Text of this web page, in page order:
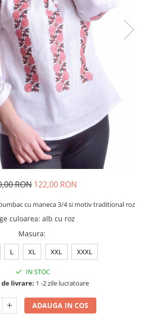
RON 122,00 RON
cu maneca 3/4 si motiv traditional roz
culoarea: alb cu roz
Masura:
L XL XXL XXXL
IN STOC
livrare: 1 -2 zile lucratoare
ADAUGA IN COS